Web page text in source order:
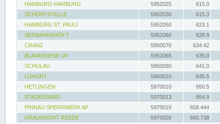
HAMBURG-HARBURG
5952025
615.0
SCHÖPFSTELLE
5952030
615.3
HAMBURG ST. PAULI
5952050
623.1
SEEMANNSHÖFT
5952060
628.9
CRANZ
5950070
634.42
BLANKENESE UF
5952065
635.0
SCHULAU
5950090
641.0
LÜHORT
5960010
645.5
HETLINGEN
5970010
650.5
STADERSAND
5970013
654.9
PINNAU-SPERRWERK AP
5970019
658.444
GRAUERORT REEDE
5970026
660.738